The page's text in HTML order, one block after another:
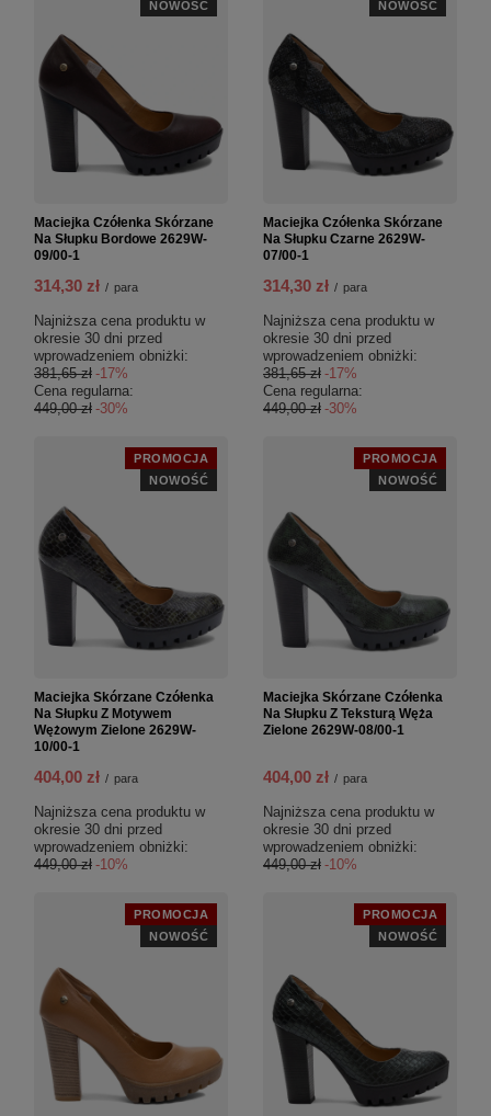
NOWOŚĆ
Maciejka Czółenka Skórzane
Na Słupku Bordowe 2629W-
09/00-1
314,30 zł / para
Najniższa cena produktu w
okresie 30 dni przed
wprowadzeniem obniżki:
381,65 zł -17%
Cena regularna:
449,00 zł -30%
NOWOŚĆ
Maciejka Czółenka Skórzane
Na Słupku Czarne 2629W-
07/00-1
314,30 zł / para
Najniższa cena produktu w
okresie 30 dni przed
wprowadzeniem obniżki:
381,65 zł -17%
Cena regularna:
449,00 zł -30%
PROMOCJA
NOWOŚĆ
Maciejka Skórzane Czółenka
Na Słupku Z Motywem
Wężowym Zielone 2629W-
10/00-1
404,00 zł / para
Najniższa cena produktu w
okresie 30 dni przed
wprowadzeniem obniżki:
449,00 zł -10%
PROMOCJA
NOWOŚĆ
Maciejka Skórzane Czółenka
Na Słupku Z Teksturą Węża
Zielone 2629W-08/00-1
404,00 zł / para
Najniższa cena produktu w
okresie 30 dni przed
wprowadzeniem obniżki:
449,00 zł -10%
PROMOCJA
NOWOŚĆ
PROMOCJA
NOWOŚĆ